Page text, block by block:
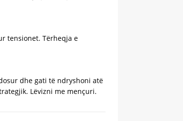
tensionet. Tërheqja e
dhe gati të ndryshoni atë
Lëvizni me mençuri.